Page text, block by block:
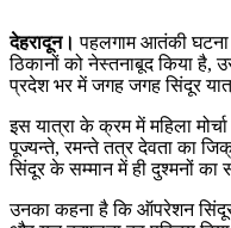
देहरादून। पहलगाम आतंकी
ठिकानों को नेस्तनाबूद किया है,
प्रदेश भर में जगह जगह सिंदूर
इस यात्रा के क्रम में महिला
पूज्यन्ते, रमन्ते तत्र देवता का
सिंदूर के सम्मान में ही दुश्मनों का
उनका कहना है कि ऑपरेशन